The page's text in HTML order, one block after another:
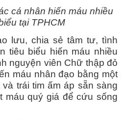
cá nhân hiến máu nhiều
tại TPHCM
lưu, chia sẻ tâm tư, tình
tiêu biểu hiến máu nhiều
nguyện viên Chữ thập đỏ
máu nhân đạo bằng một
trái tim ấm áp sẵn sàng
máu quý giá để cứu sống